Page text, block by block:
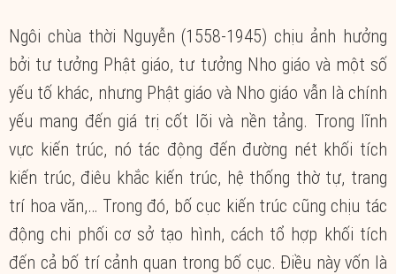
Ngôi chùa thời Nguyễn (1558-1945) chịu ảnh hưởng
bởi tư tưởng Phật giáo, tư tưởng Nho giáo và một số
yếu tố khác, nhưng Phật giáo và Nho giáo vẫn là chính
yếu mang đến giá trị cốt lõi và nền tảng. Trong lĩnh
vực kiến trúc, nó tác động đến đường nét khối tích
kiến trúc, điêu khắc kiến trúc, hệ thống thờ tự, trang
trí hoa văn,… Trong đó, bố cục kiến trúc cũng chịu tác
động chi phối cơ sở tạo hình, cách tổ hợp khối tích
đến cả bố trí cảnh quan trong bố cục. Điều này vốn là